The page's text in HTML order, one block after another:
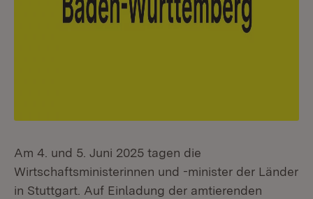
Am 4. und 5. Juni 2025 tagen die
Wirtschaftsministerinnen und -minister der Länder
in Stuttgart. Auf Einladung der amtierenden